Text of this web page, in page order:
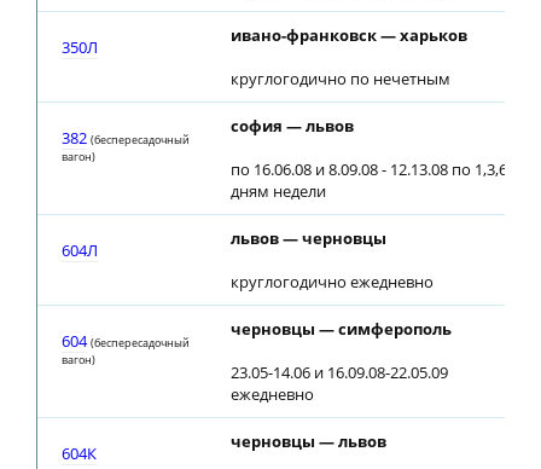
350Л
ивано-франковск — харьков
круглогодично по нечетным
382 (беспересадочный
вагон)
софия — львов
по 16.06.08 и 8.09.08 - 12.13.08 по 1,3,6
дням недели
604Л
львов — черновцы
круглогодично ежедневно
604 (беспересадочный
вагон)
черновцы — симферополь
23.05-14.06 и 16.09.08-22.05.09
ежедневно
604К
черновцы — львов